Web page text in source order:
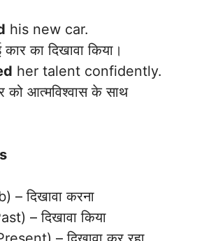
his new car.
का दिखावा किया।
her talent confidently.
आत्मविश्वास के साथ
– दिखावा करना
– दिखावा किया